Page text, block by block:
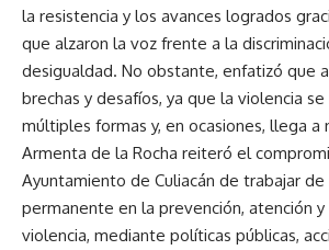
la resistencia y los avances logrados
que alzaron la voz frente a la
desigualdad. No obstante, enfatizó que
brechas y desafíos, ya que la violencia
múltiples formas y, en ocasiones, llega a
Armenta de la Rocha reiteró el
Ayuntamiento de Culiacán de trabajar de
permanente en la prevención, atención y
violencia, mediante políticas públicas,